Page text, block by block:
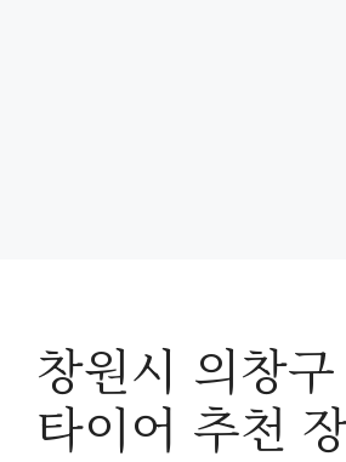
창원시 의창
타이어 추천